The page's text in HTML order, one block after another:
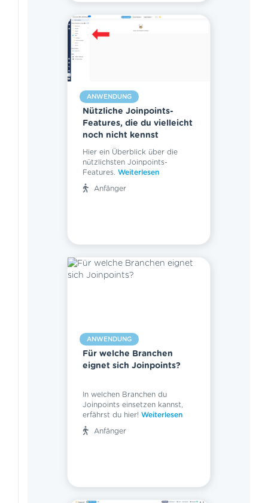
ANWENDUNG
Nützliche Joinpoints-
Features, die du vielleicht
noch nicht kennst
Hier ein Überblick über die
nützlichsten Joinpoints-
Features. Weiterlesen
Anfänger
ANWENDUNG
Für welche Branchen
eignet sich Joinpoints?
In welchen Branchen du
Joinpoints einsetzen kannst,
erfährst du hier! Weiterlesen
Anfänger